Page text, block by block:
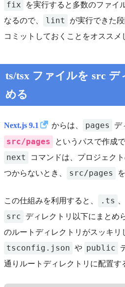
fix
を実行すると多数のファイ
なるので、
lint
が実行できた
コミットしておくことをオススメ
ts/tsx ファイルを src デ
める
Next.js 9.1 からは、 pages デ
src/pages というパスで作成
next コマンドは、プロジェク
つからないとき、
src/pages
この仕組みを利用すると、 .ts
src
ディレクトリ以下にまとめ
のルートディレクトリがスッキリ
tsconfig.json や public
通りルートディレクトリに配置す